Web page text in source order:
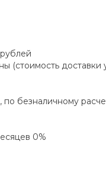
(стоимость
безналичному
0%